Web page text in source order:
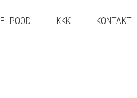
E- POOD KKK KONTAKT